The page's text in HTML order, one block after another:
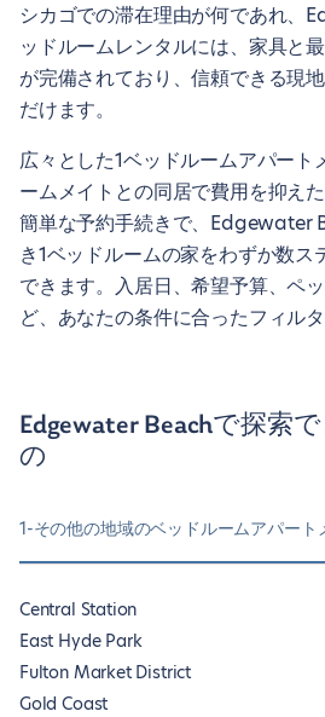
シカゴでの滞在理由が何であれ、
ッドルームレンタルには、家具と
が完備されており、信頼できる現
だけます。
広々とした1ベッドルームアパート
ームメイトとの同居で費用を抑え
簡単な予約手続きで、Edgewater
き1ベッドルームの家をわずか数
できます。入居日、希望予算、ペ
ど、あなたの条件に合ったフィル
Edgewater Beachで探索
の
1-その他の地域のベッドルームアパー
Central Station
East Hyde Park
Fulton Market District
Gold Coast